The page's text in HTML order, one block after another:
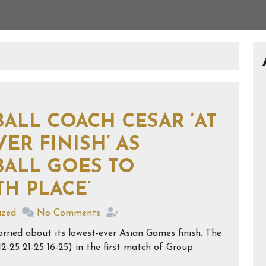
COACH CESAR ‘AT
FINISH’ AS
GOES TO
PLACE’
No Comments
about its lowest-ever Asian Games finish. The
25 21-25 16-25) in the first match of Group